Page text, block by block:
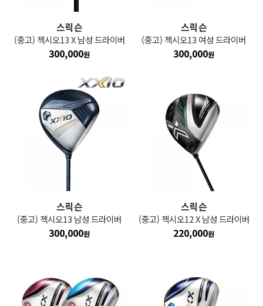
스릭슨
(중고) 젝시오13 X 남성 드라이버
300,000원
스릭슨
(중고) 젝시오13 여성 드라이버
300,000원
스릭슨
(중고) 젝시오13 남성 드라이버
300,000원
스릭슨
(중고) 젝시오12 X 남성 드라이버
220,000원